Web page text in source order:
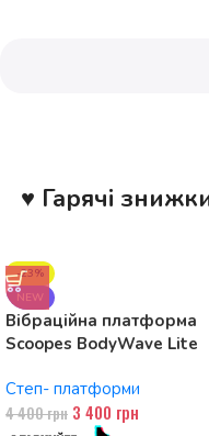
♥ Гарячі
-23%
NEW
Вібраційна платформа
Scoopes BodyWave Lite
Степ- платформи
4 400грн 3 400 грн